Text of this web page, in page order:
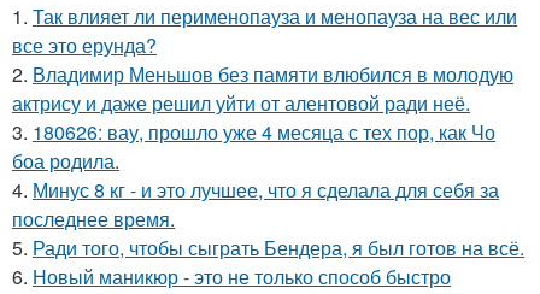
1. Так влияет ли перименопауза и менопауза на вес или
все это ерунда?
2. Владимир Меньшов без памяти влюбился в молодую
актрису и даже решил уйти от алентовой ради неё.
3. 180626: вау, прошло уже 4 месяца с тех пор, как Чо
боа родила.
4. Минус 8 кг - и это лучшее, что я сделала для себя за
последнее время.
5. Ради того, чтобы сыграть Бендера, я был готов на всё.
6. Новый маникюр - это не только способ быстро